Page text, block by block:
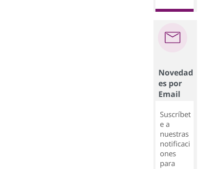
Novedad
es por
Email
Suscríbet
e a
nuestras
notificaci
ones
para